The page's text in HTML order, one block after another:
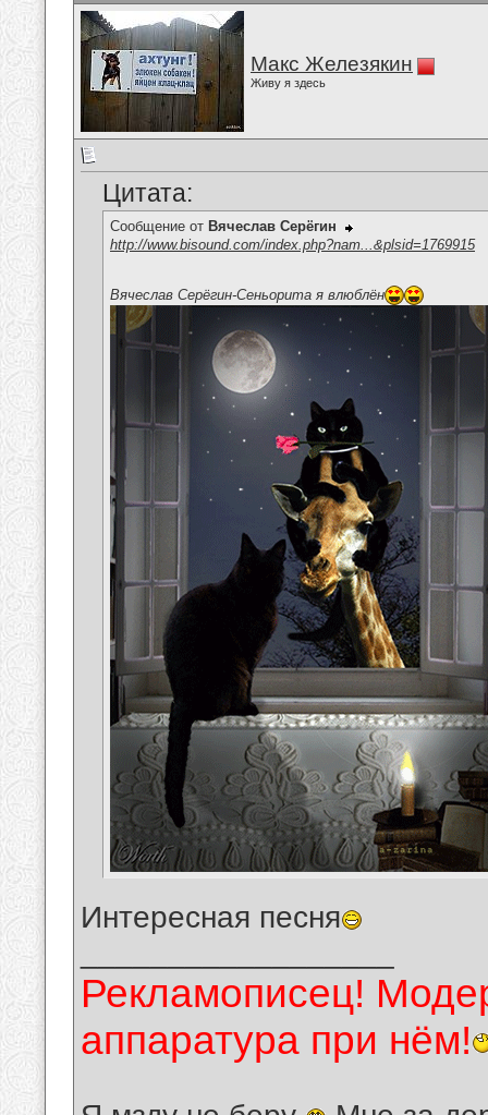
Макс Железякин
Живу я здесь
Цитата:
Сообщение от Вячеслав Серёгин
http://www.bisound.com/index.php?nam...&plsid=1769915
Вячеслав Серёгин-Сеньорита я влюблён
Интересная песня
Рекламописец!
аппаратура при нём!